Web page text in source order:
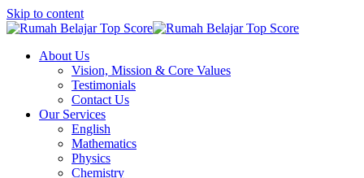
Skip to content
About Us
Vision, Mission & Core Values
Testimonials
Contact Us
Our Services
English
Mathematics
Physics
Chemistry